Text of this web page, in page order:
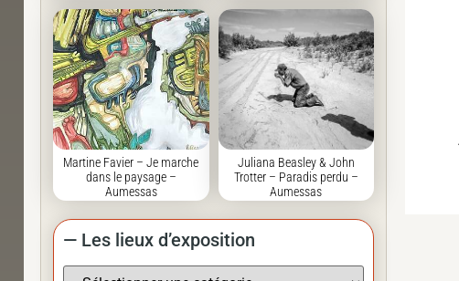
Martine Favier – Je marche
dans le paysage –
Aumessas
Juliana Beasley & John
Trotter – Paradis perdu –
Aumessas
— Les lieux d’exposition